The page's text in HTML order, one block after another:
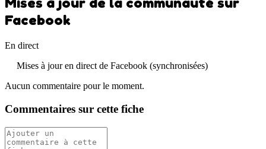
Facebook
En direct
Mises à jour en direct de Facebook (synchronisées)
Aucun commentaire pour le moment.
Commentaires sur cette fiche